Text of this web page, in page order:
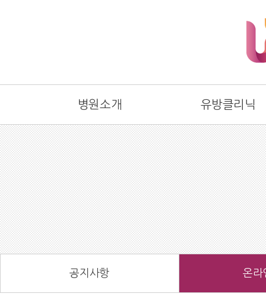
병원소개 유방클리닉
공지사항 온라